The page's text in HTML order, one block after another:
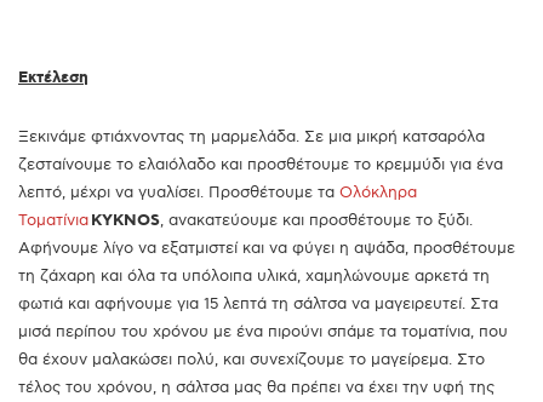
Εκτέλεση
Ξεκινάμε φτιάχνοντας τη μαρμελάδα. Σε μια μικρή κατσαρόλα
ζεσταίνουμε το ελαιόλαδο και προσθέτουμε το κρεμμύδι για ένα
λεπτό, μέχρι να γυαλίσει. Προσθέτουμε τα Ολόκληρα
ΤοματίνιαKYKNOS, ανακατεύουμε και προσθέτουμε το ξύδι.
Αφήνουμε λίγο να εξατμιστεί και να φύγει η αψάδα, προσθέτουμε
τη ζάχαρη και όλα τα υπόλοιπα υλικά, χαμηλώνουμε αρκετά τη
φωτιά και αφήνουμε για 15 λεπτά τη σάλτσα να μαγειρευτεί. Στα
μισά περίπου του χρόνου με ένα πιρούνι σπάμε τα τοματίνια, που
θα έχουν μαλακώσει πολύ, και συνεχίζουμε το μαγείρεμα. Στο
τέλος του χρόνου, η σάλτσα μας θα πρέπει να έχει την υφή της